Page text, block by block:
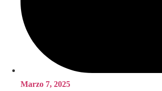
Marzo 7, 2025